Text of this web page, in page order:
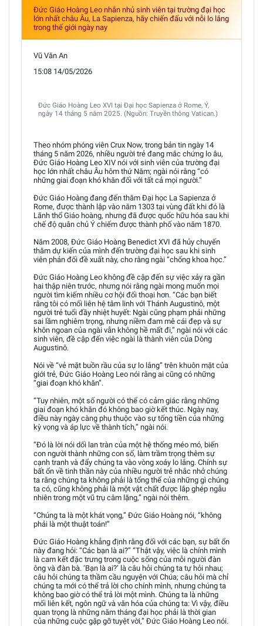
Đức Giáo Hoàng Leo nhắn nhủ sinh viên tại trường đại học
lớn nhất châu Âu, La Sapienza, hãy chiến đấu với nỗi lo lắng
trong thế giới ngày nay
Vũ Văn An
15:08 14/05/2026
Đức Giáo Hoàng Leo XVI tại Đại học Sapienza ở Rome, Ý,
ngày 14 tháng 5 năm 2025. (Nguồn: Truyền thông Vatican.)
Theo nhóm phóng viên Crux Now, trong bản tin ngày 14
tháng 5 năm 2026, nhiều người trẻ đang mắc chứng lo âu,
Đức Giáo Hoàng Leo XIV nói với sinh viên của trường đại
học lớn nhất châu Âu hôm thứ Năm; ngài nói rằng “có
những giai đoạn khó khăn đối với tất cả mọi người.”
Đức Giáo Hoàng đang đến thăm Đại học La Sapienza ở
Rome, được thành lập vào năm 1303 tại vùng đất khi đó là
Lãnh thổ Giáo hoàng, nhưng đã được quốc hữu hóa sau khi
chế độ quân chủ Ý chiếm được thành phố vào năm 1870.
Năm 2008, Đức Giáo Hoàng Benedict XVI đã hủy chuyến
thăm dự kiến của mình đến trường đại học sau khi sinh
viên phản đối đề xuất này, cho rằng ngài “chống khoa học.”
Đức Giáo Hoàng Leo không đề cập đến sự việc xảy ra gần
hai thập niên trước, nhưng nói rằng ngài mong muốn mọi
người tìm kiếm nhiều cơ hội đối thoại hơn. “Các bạn biết
rằng tôi có mối liên hệ tâm linh với Thánh Augustinô, một
người trẻ tuổi đầy nhiệt huyết: Ngài cũng phạm phải những
sai lầm nghiêm trọng, nhưng niềm đam mê cái đẹp và sự
khôn ngoan của ngài vẫn không hề mất đi,” ngài nói với các
sinh viên, đề cập đến việc ngài là thành viên của Dòng
Augustinô.
Nói về “vẻ mặt buồn rầu của sự lo lắng” trên khuôn mặt của
giới trẻ, Đức Giáo Hoàng Leo nói rằng ai cũng có những
“giai đoạn khó khăn”.
“Tuy nhiên, một số người có thể có cảm giác rằng những
giai đoạn khó khăn đó không bao giờ kết thúc. Ngày nay,
điều này ngày càng phụ thuộc vào sự tống tiền của những
kỳ vọng và áp lực về thành tích,” ngài nói.
“Đó là lời nói dối lan tràn của một hệ thống méo mó, biến
con người thành những con số, làm trầm trọng thêm sự
cạnh tranh và đẩy chúng ta vào vòng xoáy lo lắng. Chính sự
bất ổn về tinh thần này của nhiều người trẻ nhắc nhở chúng
ta rằng chúng ta không phải là tổng thể của những gì chúng
ta có, cũng không phải là một vật chất được lắp ghép ngẫu
nhiên trong một vũ trụ câm lặng,” ngài nói thêm.
“Chúng ta là một khát vọng,” Đức Giáo Hoàng nói, “không
phải là một thuật toán!”
Đức Giáo Hoàng khẳng định rằng đối với các bạn, sự bất ổn
này đang hỏi: “Các bạn là ai?” “Thật vậy, việc là chính mình
là cam kết đặc trưng trong cuộc sống của mỗi người đàn
ông và đàn bà. ‘Bạn là ai?’ là câu hỏi chúng ta tự hỏi nhau;
câu hỏi chúng ta thầm cầu nguyện với Chúa; câu hỏi mà chỉ
chúng ta mới có thể trả lời cho chính mình, nhưng chúng ta
không bao giờ có thể trả lời một mình. Chúng ta là những
mối liên kết, ngôn ngữ và văn hóa của chúng ta: Vì vậy, điều
quan trọng là những năm tháng đại học phải là thời gian
của những cuộc gặp gỡ tuyệt vời,” Đức Giáo Hoàng Leo nói.